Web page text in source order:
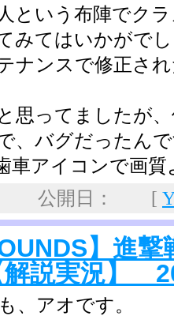
という布陣でク
みてはいかがで
ナンスで修正さ
思ってましたが
、バグだったん
車アイコンで画
公開日： [
】進
解説実況】
、アオです。